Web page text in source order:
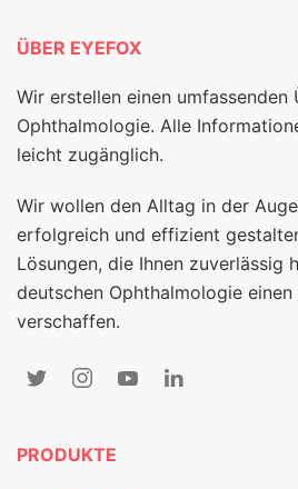
ÜBER EYEFOX
Wir erstellen einen
Ophthalmologie. Alle
leicht zugänglich.
Wir wollen den Alltag in der
erfolgreich und effizient
Lösungen, die Ihnen zuverlässig
deutschen Ophthalmologie
verschaffen.
PRODUKTE